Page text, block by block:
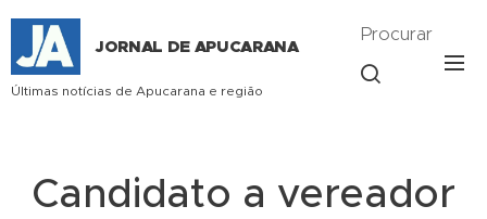
JORNAL DE APUCARANA
Últimas notícias de Apucarana e região
Procurar
Candidato a vereador